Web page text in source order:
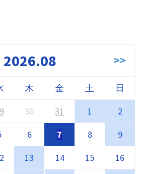
2026.08 >>
木 金 土
日
30 31 1
2
6 7 8
9
13 14 15
16